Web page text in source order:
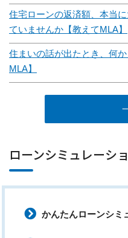
住宅ローンの返済額、本当
ていませんか【教えてMLA】
住まいの話が出たとき、何
MLA】
ローンシミュレーシ
かんたんローンシミ